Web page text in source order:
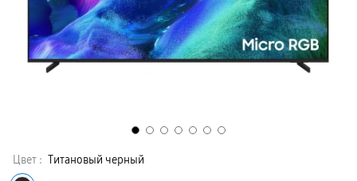
Цвет : Титановый черный